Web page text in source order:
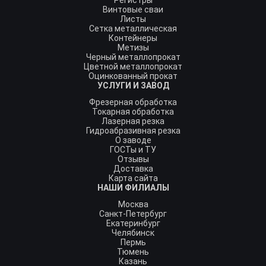
Винтовые сваи
Листы
Сетка металлическая
Контейнеры
Метизы
Черный металлопрокат
Цветной металлопрокат
Оцинкованный прокат
УСЛУГИ И ЗАВОД
Фрезерная обработка
Токарная обработка
Лазерная резка
Гидроабразивная резка
О заводе
ГОСТы и ТУ
Отзывы
Доставка
Карта сайта
НАШИ ФИЛИАЛЫ
Москва
Санкт-Петербург
Екатеринбург
Челябинск
Пермь
Тюмень
Казань